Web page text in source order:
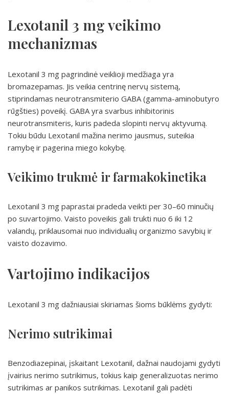
Lexotanil 3 mg veikimo
mechanizmas
Lexotanil 3 mg pagrindinė veiklioji medžiaga yra
bromazepamas. Jis veikia centrinę nervų sistemą,
stiprindamas neurotransmiterio GABA (gamma-aminobutyro
rūgšties) poveikį. GABA yra svarbus inhibitorinis
neurotransmiteris, kuris padeda slopinti nervų aktyvumą.
Tokiu būdu Lexotanil mažina nerimo jausmus, suteikia
ramybę ir pagerina miego kokybę.
Veikimo trukmė ir farmakokinetika
Lexotanil 3 mg paprastai pradeda veikti per 30–60 minučių
po suvartojimo. Vaisto poveikis gali trukti nuo 6 iki 12
valandų, priklausomai nuo individualių organizmo savybių ir
vaisto dozavimo.
Vartojimo indikacijos
Lexotanil 3 mg dažniausiai skiriamas šioms būklėms gydyti:
Nerimo sutrikimai
Benzodiazepinai, įskaitant Lexotanil, dažnai naudojami gydyti
įvairius nerimo sutrikimus, tokius kaip generalizuotas nerimo
sutrikimas ar panikos sutrikimas. Lexotanil gali padėti